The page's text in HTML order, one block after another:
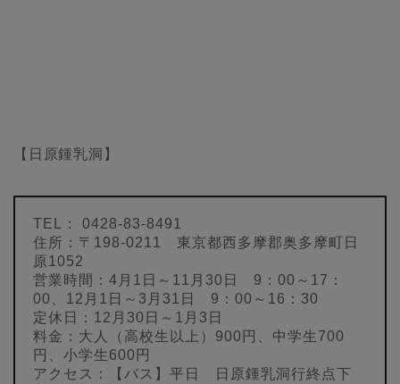
【日原鍾乳洞】
TEL： 0428-83-8491
住所：〒198-0211 東京都西多摩郡奥多摩町日
原1052
営業時間：4月1日～11月30日 9：00～17：
00、12月1日～3月31日 9：00～16：30
定休日：12月30日～1月3日
料金：大人（高校生以上）900円、中学生700
円、小学生600円
アクセス：【バス】平日 日原鍾乳洞行終点下